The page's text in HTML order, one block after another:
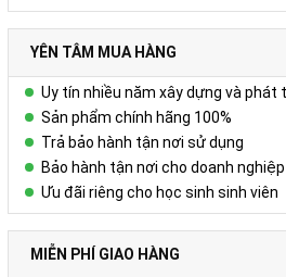
cao.
Công ty Cổ Phần Vy Uyêngiúp Quý
độc đáo, khác biệt nhưng cũng không
trọng và đẳng cấp Thông qua sản
tặng cao cấp!
Để biết thêm chi tiết, xin liên hệ:
Công ty Cổ phần Vy Uyên
YÊN TÂM MUA HÀNG
Uy tín nhiều năm xây dựng và phát
Sản phẩm chính hãng 100%
Trả bảo hành tận nơi sử dụng
Bảo hành tận nơi cho doanh nghiệp
Ưu đãi riêng cho học sinh sinh viên
MIỄN PHÍ GIAO HÀNG